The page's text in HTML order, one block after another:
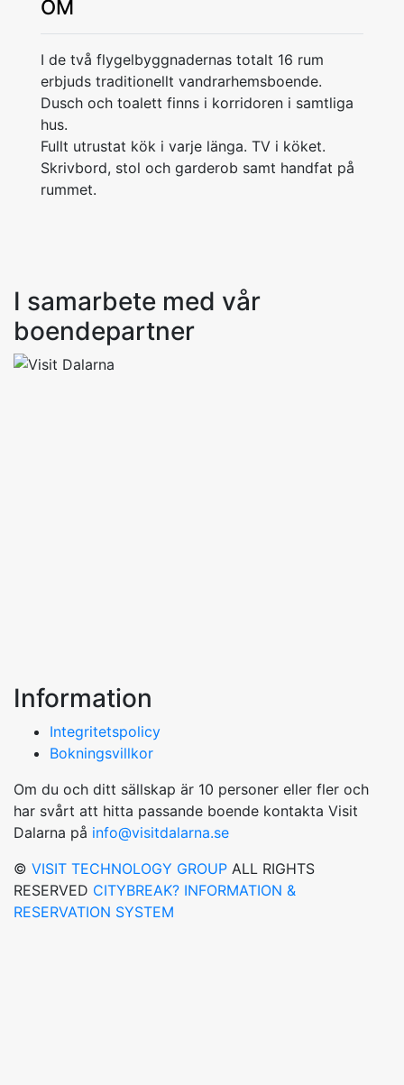
OM
I de två flygelbyggnadernas totalt 16 rum
erbjuds traditionellt vandrarhemsboende.
Dusch och toalett finns i korridoren i samtliga
hus.
Fullt utrustat kök i varje länga. TV i köket.
Skrivbord, stol och garderob samt handfat på
rummet.
I samarbete med vår
boendepartner
Information
Integritetspolicy
Bokningsvillkor
Om du och ditt sällskap är 10 personer eller fler och
har svårt att hitta passande boende kontakta Visit
Dalarna på info@visitdalarna.se
© VISIT TECHNOLOGY GROUP ALL RIGHTS
RESERVED CITYBREAK? INFORMATION &
RESERVATION SYSTEM